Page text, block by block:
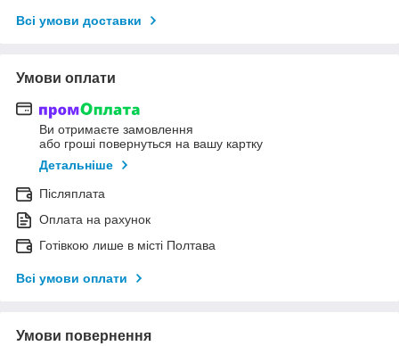
Всі умови доставки
Умови оплати
Ви отримаєте замовлення
або гроші повернуться на вашу картку
Детальніше
Післяплата
Оплата на рахунок
Готівкою лише в місті Полтава
Всі умови оплати
Умови повернення